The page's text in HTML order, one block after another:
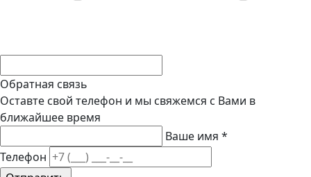
Обратная связь
Оставте свой телефон и мы свяжемся с Вами в
ближайшее время
Ваше имя *
Телефон